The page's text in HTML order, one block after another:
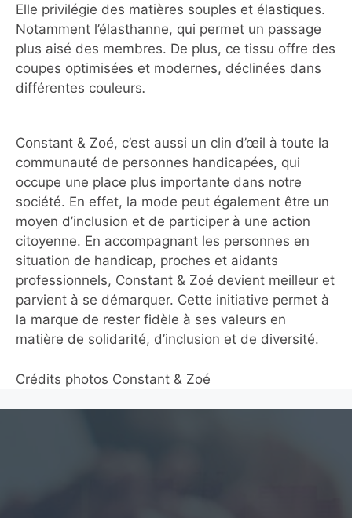
Elle privilégie des matières souples et élastiques.
Notamment l’élasthanne, qui permet un passage
plus aisé des membres. De plus, ce tissu offre des
coupes optimisées et modernes, déclinées dans
différentes couleurs.
Constant & Zoé, c’est aussi un clin d’œil à toute la
communauté de personnes handicapées, qui
occupe une place plus importante dans notre
société. En effet, la mode peut également être un
moyen d’inclusion et de participer à une action
citoyenne. En accompagnant les personnes en
situation de handicap, proches et aidants
professionnels, Constant & Zoé devient meilleur et
parvient à se démarquer. Cette initiative permet à
la marque de rester fidèle à ses valeurs en
matière de solidarité, d’inclusion et de diversité.
Crédits photos Constant & Zoé